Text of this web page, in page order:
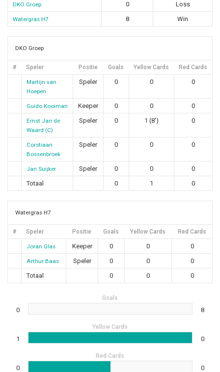
DKO Groep 0 Loss
Watergras H7 8 Win
DKO Groep
# Speler Positie Goals Yellow Cards Red Cards
Martijn van
Hoepen
Speler 0 0 0
Guido Kooiman Keeper 0 0 0
Ernst Jan de
Waard (C)
Speler 0 1 (8') 0
Corstiaan
Bossenbroek
Speler 0 0 0
Jan Suijker Speler 0 0
0
Totaal
0 1 0
Watergras H7
# Speler Positie Goals Yellow Cards Red Cards
Joran Glas Keeper 0 0 0
Arthur Baas Speler 0 0
0
Totaal
0 0 0
Goals
0 8
Yellow Cards
1 0
Red Cards
0 0